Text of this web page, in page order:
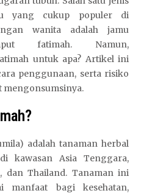
yang cukup populer di
wanita adalah jamu
fatimah. Namun,
untuk apa? Artikel ini
penggunaan, serta risiko
mengonsumsinya.
adalah tanaman herbal
kawasan Asia Tenggara,
dan Thailand. Tanaman ini
manfaat bagi kesehatan,